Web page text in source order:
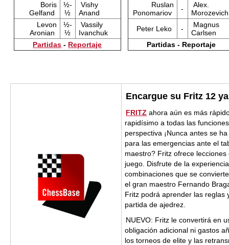
Boris
Gelfand
½-
½
Vishy
Anand
Levon
Aronian
½-
½
Vassily
Ivanchuk
Partidas - Reportaje
Ruslan
Ponomariov
-
Alex.
Morozevich
Peter Leko
-
Magnus
Carlsen
Partidas - Reportaje
Encargue su Fritz 12
FRITZ ahora aún es más
rapidísimo a todas las
perspectiva ¡Nunca antes se
para las emergencias ante el
maestro? Fritz ofrece
juego. Disfrute de la
combinaciones que se
el gran maestro Fernando
Fritz podrá aprender las reglas
partida de ajedrez.
NUEVO: Fritz le convertirá en
obligación adicional ni gastos
los torneos de elite y las